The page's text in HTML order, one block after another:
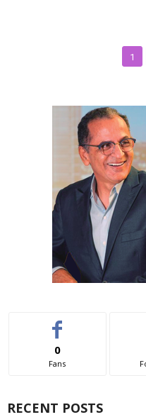
1
0
Fans
RECENT POSTS